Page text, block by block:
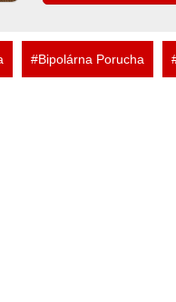
#Bipolárna Porucha